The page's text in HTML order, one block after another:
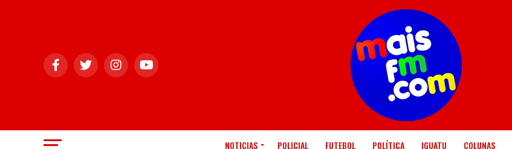
NOTICIAS POLICIAL FUTEBOL POLÍTICA IGUATU COLUNAS